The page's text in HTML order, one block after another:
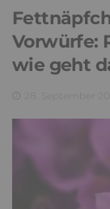
Vorwürfe:
wie geht